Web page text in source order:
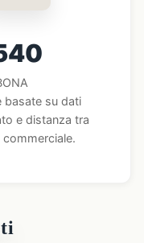
basate su dati
e distanza tra